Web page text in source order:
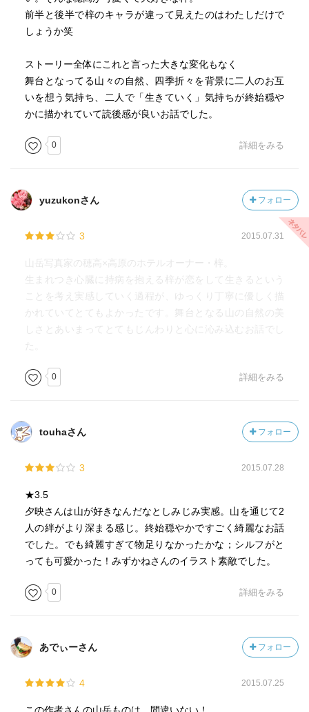
前半と後半で梓のキャラが違って見えたのはわたしだけで
しょうか笑
ストーリー全体にこれと言った大きな変化もなく
舞台となってる山々の自然、四季折々を背景に二人のお互
いを想う気持ち、二人で「生きていく」気持ちが終始穏や
かに描かれていて読後感が良いお話でした。
0 詳細をみる
yuzukonさん フォロー
3 2015.07.31
山岳写真家の穂高×高原のホテルオーナー・梓。
生まれつき心臓に持病を抱える梓が恋をして生きるという
ことを考え実感していく過程が、ゆっくり丁寧に優しく描
かれていてとてもよかったです。舞台となる山の自然の美
しさとあいまってとてもじんわりと心に沁み込むお話でし
た。
0 詳細をみる
touhaさん フォロー
3 2015.07.28
★3.5
夕映さんは山が好きなんだなとしみじみ実感。山を通じて2
人の絆がより深まる感じ。終始穏やかですごく綺麗なお話
でした。でも綺麗すぎて物足りなかったかな；シルフがと
っても可愛かった！みずかねさんのイラスト素敵でした。
0 詳細をみる
あでぃーさん フォロー
4 2015.07.25